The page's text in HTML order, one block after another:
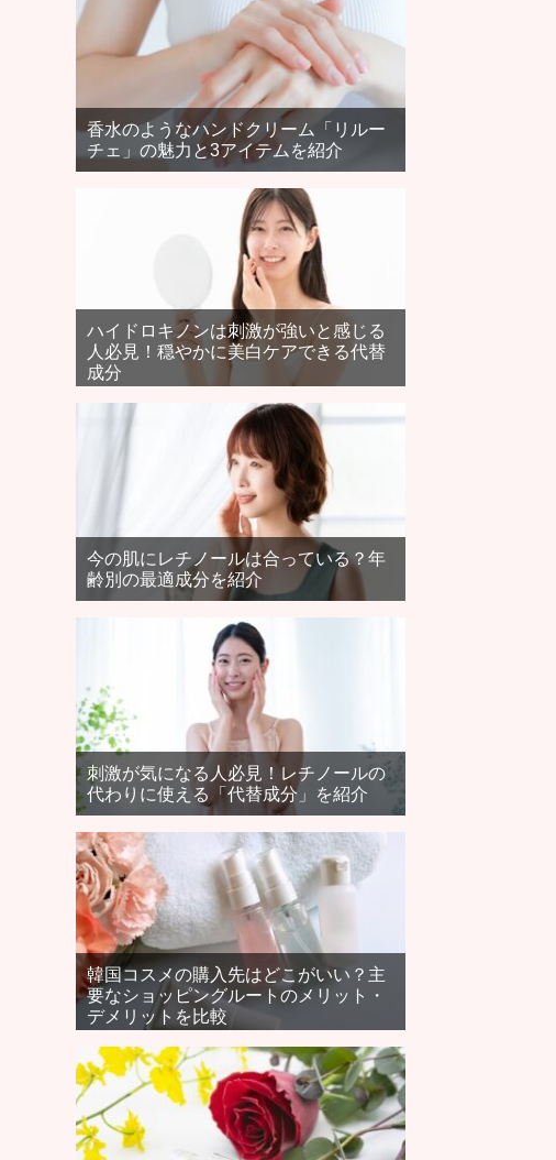
香水のようなハンドクリーム「リルー
チェ」の魅力と3アイテムを紹介
ハイドロキノンは刺激が強いと感じる
人必見！穏やかに美白ケアできる代替
成分
今の肌にレチノールは合っている？年
齢別の最適成分を紹介
刺激が気になる人必見！レチノールの
代わりに使える「代替成分」を紹介
韓国コスメの購入先はどこがいい？主
要なショッピングルートのメリット・
デメリットを比較